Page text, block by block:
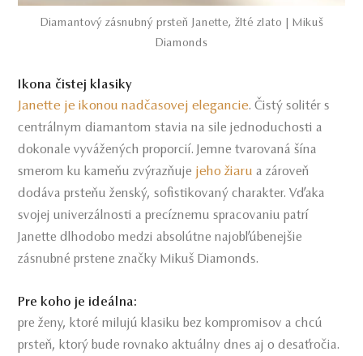
Diamantový zásnubný prsteň Janette, žlté zlato | Mikuš
Diamonds
Ikona čistej klasiky
Janette je ikonou nadčasovej elegancie. Čistý solitér s
centrálnym diamantom stavia na sile jednoduchosti a
dokonale vyvážených proporcií. Jemne tvarovaná šína
smerom ku kameňu zvýrazňuje jeho žiaru a zároveň
dodáva prsteňu ženský, sofistikovaný charakter. Vďaka
svojej univerzálnosti a precíznemu spracovaniu patrí
Janette dlhodobo medzi absolútne najobľúbenejšie
zásnubné prstene značky Mikuš Diamonds.
Pre koho je ideálna:
pre ženy, ktoré milujú klasiku bez kompromisov a chcú
prsteň, ktorý bude rovnako aktuálny dnes aj o desaťročia.